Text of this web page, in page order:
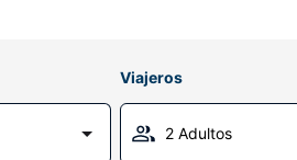
Viajeros
2 Adultos